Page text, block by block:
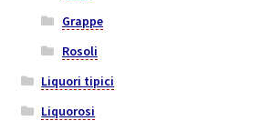
Grappe
Rosoli
Liquori tipici
Liquorosi